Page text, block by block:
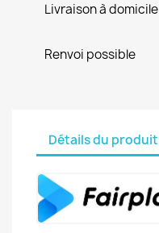
Livraison à domicile
Renvoi possible
Détails du produit